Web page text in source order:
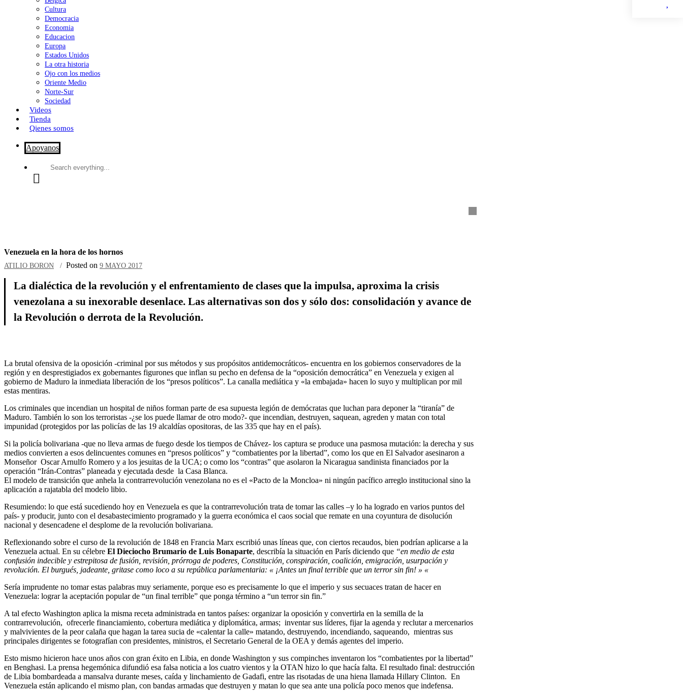
Cultura
Democracia
Economia
Educacion
Europa
Estados Unidos
La otra historia
Ojo con los medios
Oriente Medio
Norte-Sur
Sociedad
Videos
Tienda
Qienes somos
Apoyanos
Search
Venezuela en la hora de los hornos
ATILIO BORON Posted on 9 MAYO 2017
La dialéctica de la revolución y el enfrentamiento de clases que la impulsa, aproxima la crisis
venezolana a su inexorable desenlace. Las alternativas son dos y sólo dos: consolidación y avance de
la Revolución o derrota de la Revolución.
La brutal ofensiva de la oposición -criminal por sus métodos y sus propósitos antidemocráticos- encuentra en los gobiernos conservadores de la
región y en desprestigiados ex gobernantes figurones que inflan su pecho en defensa de la “oposición democrática” en Venezuela y exigen al
gobierno de Maduro la inmediata liberación de los “presos políticos”. La canalla mediática y «la embajada» hacen lo suyo y multiplican por mil
estas mentiras.
Los criminales que incendian un hospital de niños forman parte de esa supuesta legión de demócratas que luchan para deponer la “tiranía” de
Maduro. También lo son los terroristas -¿se los puede llamar de otro modo?- que incendian, destruyen, saquean, agreden y matan con total
impunidad (protegidos por las policías de las 19 alcaldías opositoras, de las 335 que hay en el país).
Si la policía bolivariana -que no lleva armas de fuego desde los tiempos de Chávez- los captura se produce una pasmosa mutación: la derecha y sus
medios convierten a esos delincuentes comunes en “presos políticos” y “combatientes por la libertad”, como los que en El Salvador asesinaron a
Monseñor Oscar Arnulfo Romero y a los jesuitas de la UCA; o como los “contras” que asolaron la Nicaragua sandinista financiados por la
operación “Irán-Contras” planeada y ejecutada desde la Casa Blanca.
El modelo de transición que anhela la contrarrevolución venezolana no es el «Pacto de la Moncloa» ni ningún pacífico arreglo institucional sino la
aplicación a rajatabla del modelo libio.
Resumiendo: lo que está sucediendo hoy en Venezuela es que la contrarrevolución trata de tomar las calles –y lo ha logrado en varios puntos del
país- y producir, junto con el desabastecimiento programado y la guerra económica el caos social que remate en una coyuntura de disolución
nacional y desencadene el desplome de la revolución bolivariana.
Reflexionando sobre el curso de la revolución de 1848 en Francia Marx escribió unas líneas que, con ciertos recaudos, bien podrían aplicarse a la
Venezuela actual. En su célebre El Dieciocho Brumario de Luis Bonaparte, describía la situación en París diciendo que “en medio de esta
confusión indecible y estrepitosa de fusión, revisión, prórroga de poderes, Constitución, conspiración, coalición, emigración, usurpación y
revolución. El burgués, jadeante, gritase como loco a su república parlamentaria: « ¡Antes un final terrible que un terror sin fin! » «
Sería imprudente no tomar estas palabras muy seriamente, porque eso es precisamente lo que el imperio y sus secuaces tratan de hacer en
Venezuela: lograr la aceptación popular de “un final terrible” que ponga término a “un terror sin fin.”
A tal efecto Washington aplica la misma receta administrada en tantos países: organizar la oposición y convertirla en la semilla de la
contrarrevolución, ofrecerle financiamiento, cobertura mediática y diplomática, armas; inventar sus líderes, fijar la agenda y reclutar a mercenarios
y malvivientes de la peor calaña que hagan la tarea sucia de «calentar la calle» matando, destruyendo, incendiando, saqueando, mientras sus
principales dirigentes se fotografían con presidentes, ministros, el Secretario General de la OEA y demás agentes del imperio.
Esto mismo hicieron hace unos años con gran éxito en Libia, en donde Washington y sus compinches inventaron los “combatientes por la libertad”
en Benghasi. La prensa hegemónica difundió esa falsa noticia a los cuatro vientos y la OTAN hizo lo que hacía falta. El resultado final: destrucción
de Libia bombardeada a mansalva durante meses, caída y linchamiento de Gadafi, entre las risotadas de una hiena llamada Hillary Clinton. En
Venezuela están aplicando el mismo plan, con bandas armadas que destruyen y matan lo que sea ante una policía poco menos que indefensa.